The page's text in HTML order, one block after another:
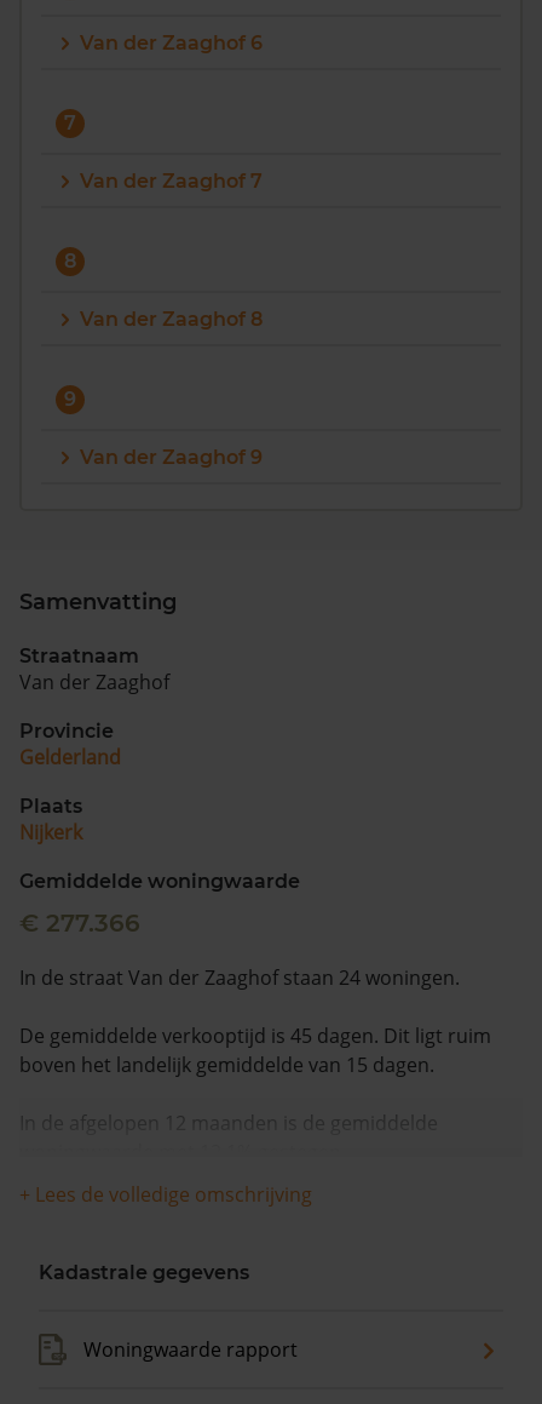
Van der Zaaghof 6
7
Van der Zaaghof 7
8
Van der Zaaghof 8
9
Van der Zaaghof 9
Samenvatting
Straatnaam
Van der Zaaghof
Provincie
Gelderland
Plaats
Nijkerk
Gemiddelde woningwaarde
€ 277.366
In de straat Van der Zaaghof staan 24 woningen.
De gemiddelde verkooptijd is 45 dagen. Dit ligt ruim
boven het landelijk gemiddelde van 15 dagen.
In de afgelopen 12 maanden is de gemiddelde
+ Lees de volledige omschrijving
Kadastrale gegevens
Woningwaarde rapport